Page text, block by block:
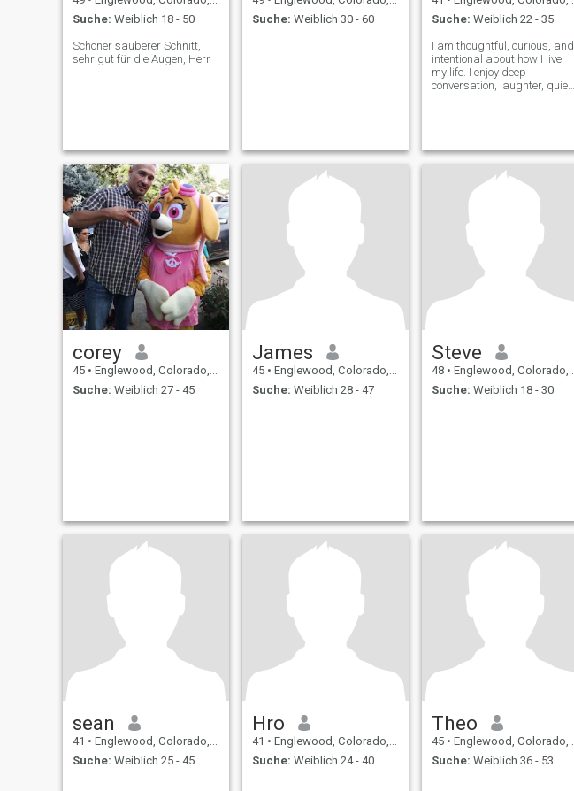
Suche: Weiblich 18 - 50
Schöner sauberer Schnitt,
sehr gut für die Augen, Herr
Suche: Weiblich 30 - 60
Suche: Weiblich 22 - 35
I am thoughtful, curious, and
intentional about how I live
my life. I enjoy deep
conversation, laughter, quiet
try to approach life with bot
corey
45 • Englewood, Colorado, USA
Suche: Weiblich 27 - 45
James
45 • Englewood, Colorado, USA
Suche: Weiblich 28 - 47
Steve
48 • Englewood, Colorado, USA
Suche: Weiblich 18 - 30
sean
41 • Englewood, Colorado, USA
Suche: Weiblich 25 - 45
Hro
41 • Englewood, Colorado, USA
Suche: Weiblich 24 - 40
Theo
45 • Englewood, Colorado, USA
Suche: Weiblich 36 - 53